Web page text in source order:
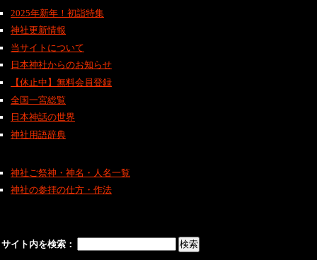
2025年新年！初詣特集
神社更新情報
当サイトについて
日本神社からのお知らせ
【休止中】無料会員登録
全国一宮総覧
日本神話の世界
神社用語辞典
神社ご祭神・神名・人名一覧
神社の参拝の仕方・作法
サイト内を検索：